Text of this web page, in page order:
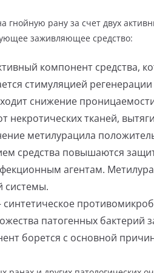
гнойную рану за счет двух
заживляющее средство:
компонент средства,
стимуляцией
снижение
некротических тканей,
метилурацила
средства повышаются
агентам.
системы.
патогенных бактерий
борется с основной